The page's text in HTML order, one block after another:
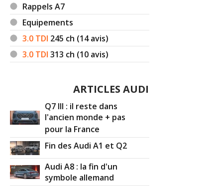
Rappels A7
Equipements
3.0 TDI 245 ch (14 avis)
3.0 TDI 313 ch (10 avis)
ARTICLES AUDI
Q7 III : il reste dans
l'ancien monde + pas
pour la France
Fin des Audi A1 et Q2
Audi A8 : la fin d'un
symbole allemand